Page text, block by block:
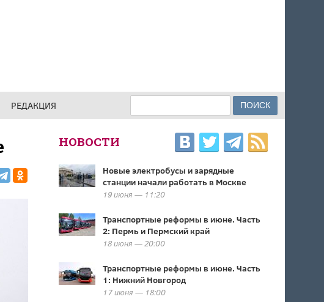
РЕДАКЦИЯ ФОРМА ПОИСКА
НОВОСТИ
Новые электробусы и зарядные
станции начали работать в Москве
19 июня — 11:20
Транспортные реформы в июне. Часть
2: Пермь и Пермский край
18 июня — 20:00
Транспортные реформы в июне. Часть
1: Нижний Новгород
17 июня — 18:00